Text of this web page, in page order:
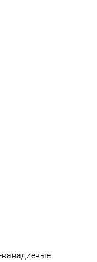
ванадиевые